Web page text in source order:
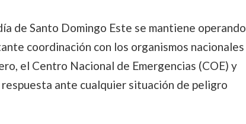
de Santo Domingo Este se mantiene operando
coordinación con los organismos nacionales
el Centro Nacional de Emergencias (COE) y
ante cualquier situación de peligro